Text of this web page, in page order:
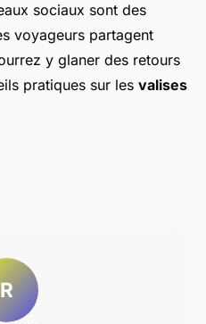
sociaux sont des
voyageurs partagent
y glaner des retours
pratiques sur les valises
R